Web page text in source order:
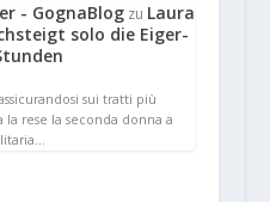
- GognaBlogzu Laura
solo die Eiger-
sui tratti più
rese la seconda donna a